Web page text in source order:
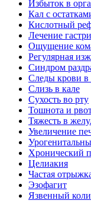
Избыток в
Кал с
Кислотный
Лечение
Ощущение
Регулярная
Синдром
Следы крови в
Слизь в кале
Сухость во рту
Тошнота и
Тяжесть в
Увеличение
Хронический
Целиакия
Частая
Эзофагит
Язвенный